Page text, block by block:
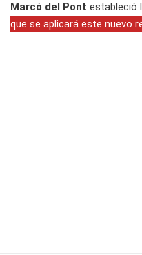
Marcó del Pont estableció
que se aplicará este nuevo